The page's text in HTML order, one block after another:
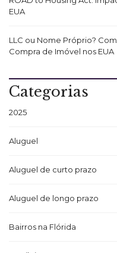
EUA
LLC ou Nome Próprio?
Compra de Imóvel nos EUA
Categorias
2025
Aluguel
Aluguel de curto prazo
Aluguel de longo prazo
Bairros na Flórida